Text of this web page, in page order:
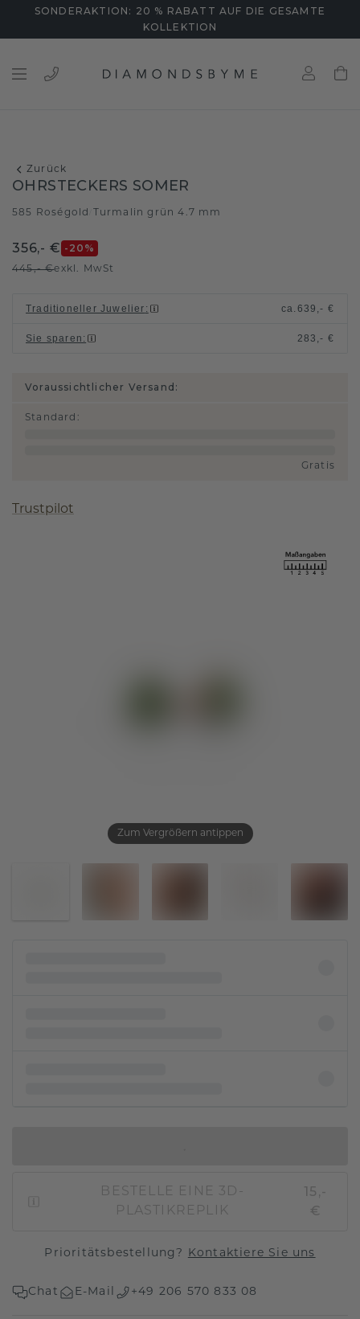
SONDERAKTION: 20 % RABATT AUF DIE GESAMTE
KOLLEKTION
Zurück
Zum Vergrößern antippen
OHRSTECKERS SOMER
585 Roségold Turmalin grün 4.7 mm
356,- € -20 %
445,- €exkl. MwSt
Traditioneller Juwelier : ca. 639,- €
Sie sparen : 283,- €
Voraussichtlicher Versand:
Standard :
Gratis
Trustpilot
BESTELLE EINE 3D-
PLASTIKREPLIK
15,-
€
Prioritätsbestellung? Kontaktiere Sie uns
Chat E-Mail +49 206 570 833 08